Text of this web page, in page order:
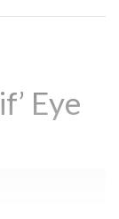
Eye